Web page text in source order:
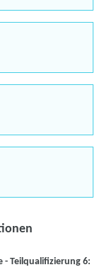
- Teilqualifizierung 6: